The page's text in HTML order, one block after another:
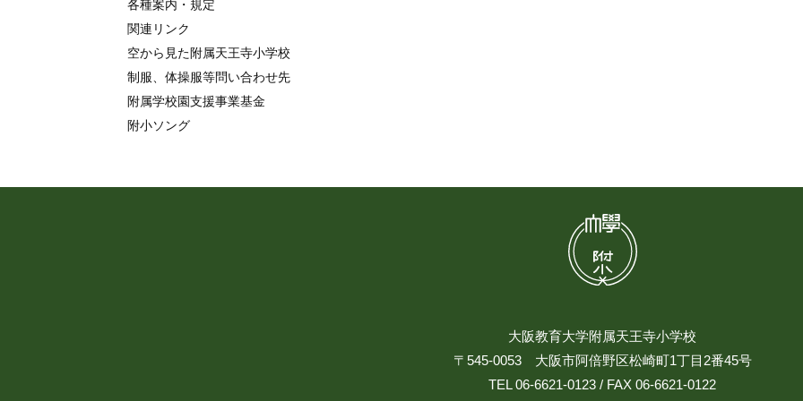
各種案内・規定
関連リンク
空から見た附属天王寺小学校
制服、体操服等問い合わせ先
附属学校園支援事業基金
附小ソング
大阪教育大学附属天王寺小学校
〒545-0053 大阪市阿倍野区松崎町1丁目2番45号
TEL 06-6621-0123 / FAX 06-6621-0122